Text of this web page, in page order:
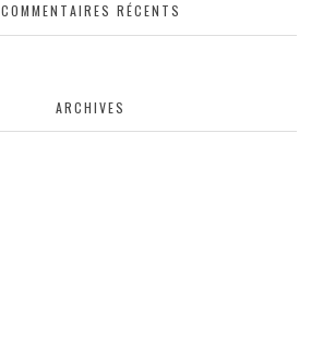
COMMENTAIRES RÉCENTS
ARCHIVES